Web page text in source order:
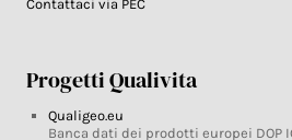
Contattaci via PEC
Progetti Qualivita
Qualigeo.eu
Banca dati dei prodotti europei DOP